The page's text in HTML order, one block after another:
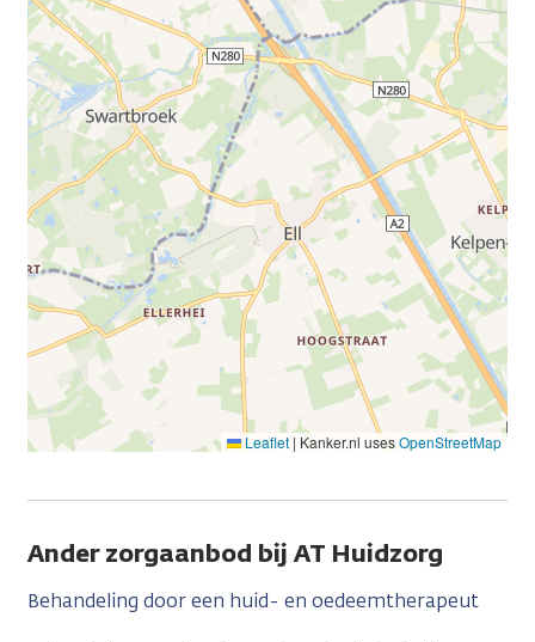
Leaflet | Kanker.nl usesOpenStreetMap
Ander zorgaanbod bij AT Huidzorg
Behandeling door een huid- en oedeemtherapeut